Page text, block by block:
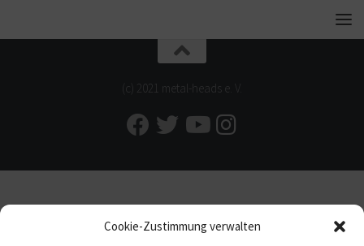
Cookie-Zustimmung verwalten
(c) 2021 metal-heads e. V.